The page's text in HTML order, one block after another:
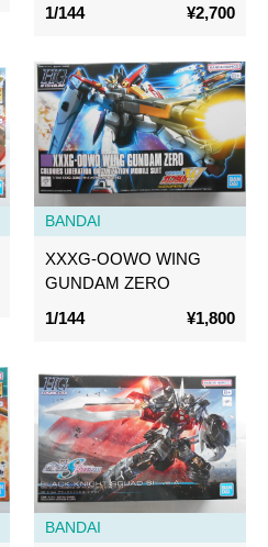
1/144
¥2,700
BANDAI
XXXG-OOWO WING
GUNDAM ZERO
1/144
¥1,800
BANDAI